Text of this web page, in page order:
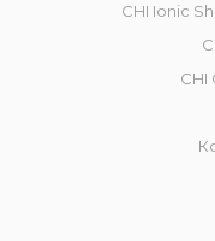
CHI Ionic
CHI